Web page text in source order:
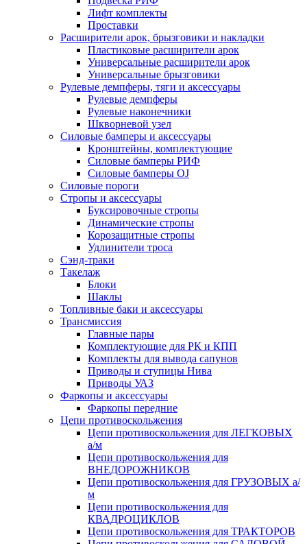
Лифт комплекты
Проставки
Расширители арок, брызговики и накладки
Пластиковые расширители арок
Универсальные расширители арок
Универсальные брызговики
Рулевые демпферы, тяги и аксессуары
Рулевые демпферы
Рулевые наконечники
Шкворневой узел
Силовые бамперы и аксессуары
Кронштейны, комплектующие
Силовые бамперы РИФ
Силовые бамперы OJ
Силовые пороги
Стропы и аксессуары
Буксировочные стропы
Динамические стропы
Корозащитные стропы
Удлинители троса
Сэнд-траки
Такелаж
Блоки
Шаклы
Топливные баки и аксессуары
Трансмиссия
Главные пары
Комплектующие для РК и КПП
Комплекты для вывода сапунов
Приводы и ступицы Нива
Приводы УАЗ
Фаркопы и аксессуары
Фаркопы передние
Цепи противоскольжения
Цепи противоскольжения для ЛЕГКОВЫХ
а/м
Цепи противоскольжения для
ВНЕДОРОЖНИКОВ
Цепи противоскольжения для ГРУЗОВЫХ а/
м
Цепи противоскольжения для
КВАДРОЦИКЛОВ
Цепи противоскольжения для ТРАКТОРОВ